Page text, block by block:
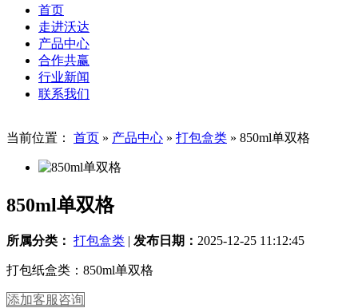
首页
走进沃达
产品中心
合作共赢
行业新闻
联系我们
当前位置： 首页 » 产品中心 » 打包盒类 » 850ml单双格
850ml单双格
所属分类： 打包盒类 | 发布日期： 2025-12-25 11:12:45
打包纸盒类：850ml单双格
添加客服咨询